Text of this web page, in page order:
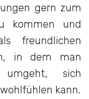
gern zum
kommen und
freundlichen
in dem man
umgeht, sich
kann.